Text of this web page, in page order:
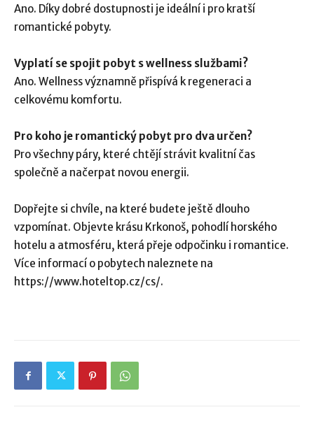
Ano. Díky dobré dostupnosti je ideální i pro kratší
romantické pobyty.
Vyplatí se spojit pobyt s wellness službami?
Ano. Wellness významně přispívá k regeneraci a
celkovému komfortu.
Pro koho je romantický pobyt pro dva určen?
Pro všechny páry, které chtějí strávit kvalitní čas
společně a načerpat novou energii.
Dopřejte si chvíle, na které budete ještě dlouho
vzpomínat. Objevte krásu Krkonoš, pohodlí horského
hotelu a atmosféru, která přeje odpočinku i romantice.
Více informací o pobytech naleznete na
https://www.hoteltop.cz/cs/.